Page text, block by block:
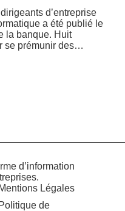
d’entreprise
a été publié le
la banque. Huit
se prémunir des
d’information
Mentions Légales
Politique de